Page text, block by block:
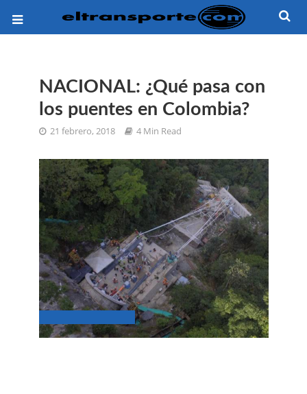
NACIONAL: ¿Qué pasa con
los puentes en Colombia?
21 febrero, 2018 4 Min Read